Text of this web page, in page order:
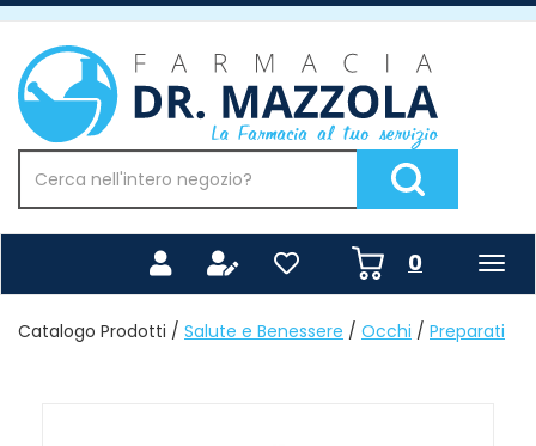
Passa
contenuto
principale
Farmacia
Mazzola
Prodotto
Cerca Prodotto
0prodotti
inseriti
Catalogo Prodotti / Salute e Benessere / Occhi / Preparati